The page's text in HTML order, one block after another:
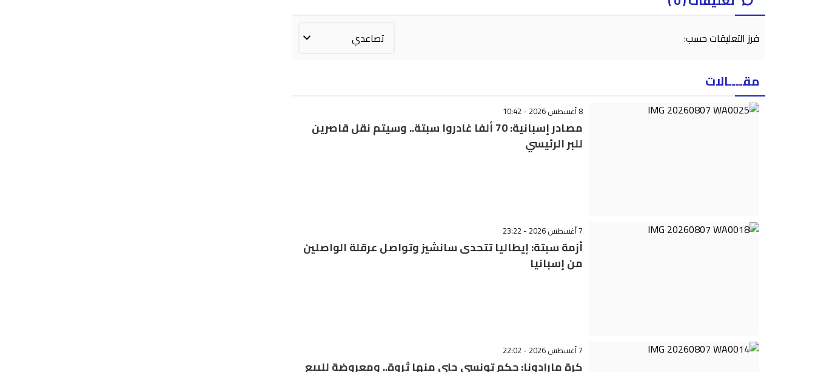
فرز التعليقات حسب:
مقــــالات
8 أغسطس 2026 - 10:42
مصادر إسبانية: 70 ألفا غادروا سبتة.. وسيتم نقل قاصرين
للبر الرئيسي
7 أغسطس 2026 - 23:22
أزمة سبتة: إيطاليا تتحدى سانشيز وتواصل عرقلة الواصلين
من إسبانيا
7 أغسطس 2026 - 22:02
كرة مارادونا: حكم تونسي جنى منها ثروة.. ومعروضة للبيع